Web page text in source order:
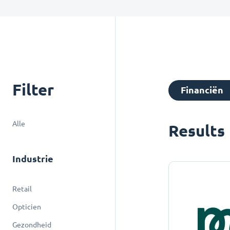
Filter
Alle
Industrie
Retail
Opticien
Gezondheid
Financiën
Results